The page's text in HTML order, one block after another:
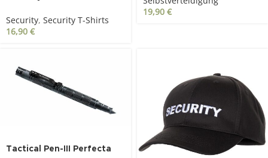
Security, Security T-Shirts
16,90 €
19,90 €
Tactical Pen-III Perfecta